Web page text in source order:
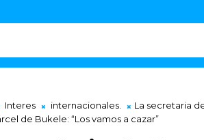
Interes internacionales.
La secretaria
de Bukele: “Los vamos a cazar”